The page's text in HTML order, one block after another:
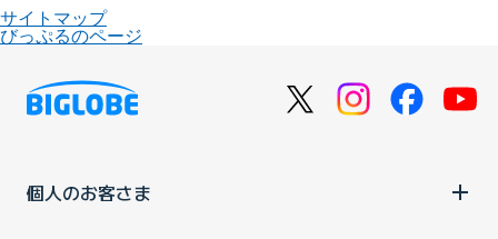
サイトマップ
びっぷるのページ
個人のお客さま